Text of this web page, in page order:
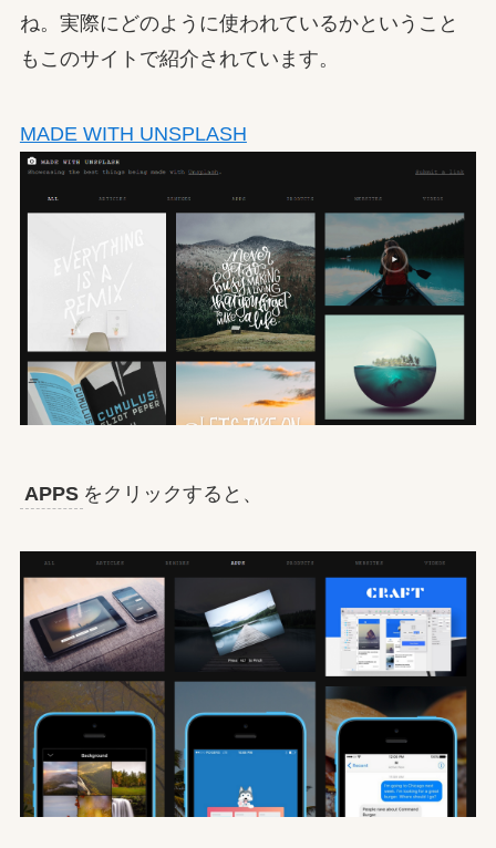
ね。実際にどのように使われているかということ
もこのサイトで紹介されています。
MADE WITH UNSPLASH
APPS をクリックすると、